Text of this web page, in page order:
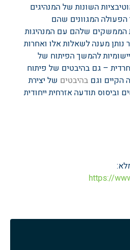
השונות של המנהיגים
הפעולה המגוונים שהם
שלהם עם המנהיגות
מענה לשאלות אלו ואחרות
להמשך הפיתוח של
– גם בהיבטים של פיתוח
הקיים וגם בהיבטים של יצירת
וביסוס תודעה אזרחית ייחודית
https://